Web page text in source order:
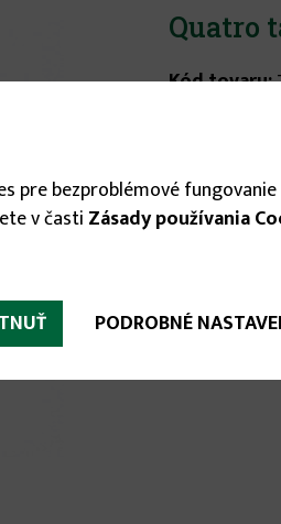
Quatro
Kód tovaru:
Stav tovaru:
pre bezproblémové fungovanie
v časti Zásady používania
PODROBNÉ